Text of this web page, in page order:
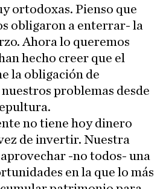
ortodoxas. Pienso que
obligaron a enterrar- la
Ahora lo queremos
hecho creer que el
la obligación de
problemas desde
no tiene hoy dinero
de invertir. Nuestra
-no todos- una
en la que lo más